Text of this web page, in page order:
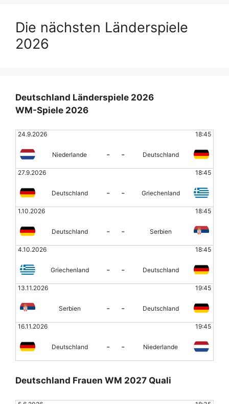
Die nächsten Länderspiele
2026
Deutschland Länderspiele 2026
WM-Spiele 2026
24.9.2026 18:45
Niederlande - - Deutschland
27.9.2026 18:45
Deutschland - - Griechenland
1.10.2026 18:45
Deutschland - - Serbien
4.10.2026 18:45
Griechenland - - Deutschland
13.11.2026 19:45
Serbien - - Deutschland
16.11.2026 19:45
Deutschland - - Niederlande
Deutschland Frauen WM 2027 Quali